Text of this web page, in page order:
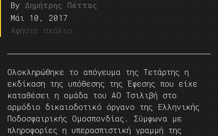
By Δημήτρης Πέττας
Μάι 10, 2017
Αφήστε σχόλιο
Ολοκληρώθηκε το απόγευμα της Τετάρτης η
εκδίκαση της υπόθεσης της Έφεσης που είχε
καταθέσει η ομάδα του ΑΟ Τσιλιβή στο
αρμόδιο δικαιοδοτικό όργανο της Ελληνικής
Ποδοσφαιρικής Ομοσπονδίας. Σύμφωνα με
πληροφορίες η υπερασπιστική γραμμή της